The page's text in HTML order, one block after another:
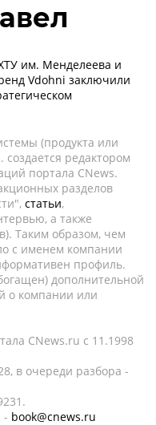
им. Менделеева и
Vdohni заключили
(продукта или
создается редактором
портала CNews.
разделов
статьи,
а также
Таким образом, чем
с именем компании
профиль.
дополнительной
о компании или
CNews.ru c 11.1998
в очереди разбора -
- book@cnews.ru